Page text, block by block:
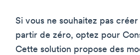
Si vous ne souhaitez pas
partir de zéro, optez pour
Cette solution propose des